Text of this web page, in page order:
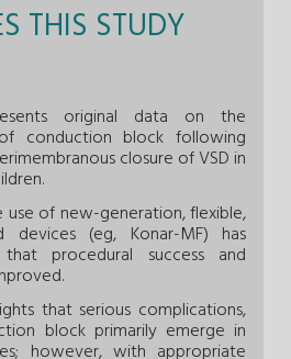
THIS STUDY
original data on the
conduction block following
closure of VSD in
use of new-generation, flexible,
devices (eg, Konar-MF) has
procedural success and
that serious complications,
block primarily emerge in
however, with appropriate